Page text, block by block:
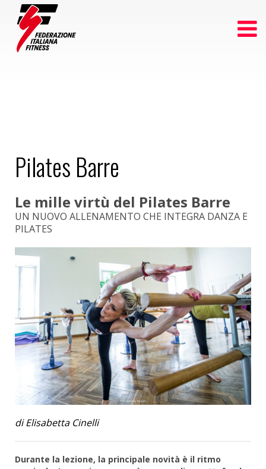
Pilates Barre
Le mille virtù del Pilates Barre
UN NUOVO ALLENAMENTO CHE INTEGRA DANZA E
PILATES
di Elisabetta Cinelli
Durante la lezione, la principale novità è il ritmo